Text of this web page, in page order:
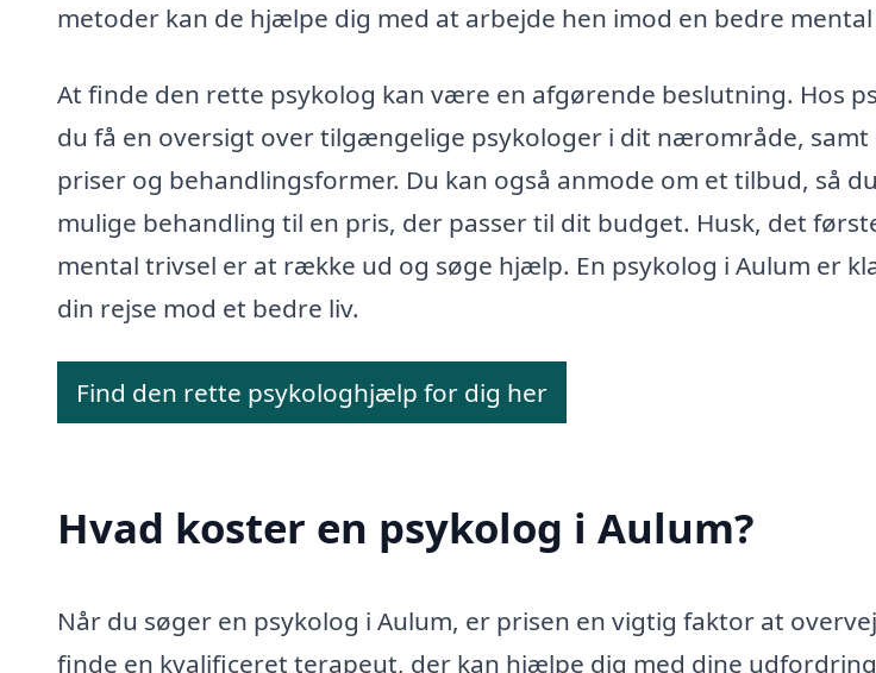
metoder kan de hjælpe dig med at arbejde hen imod en bedre
At finde den rette psykolog kan være en afgørende beslutning. Hos
du få en oversigt over tilgængelige psykologer i dit nærområde,
priser og behandlingsformer. Du kan også anmode om et tilbud, så
mulige behandling til en pris, der passer til dit budget. Husk, det
mental trivsel er at række ud og søge hjælp. En psykolog i Aulum er
din rejse mod et bedre liv.
Find den rette psykologhjælp for dig her
Hvad koster en psykolog i Aulum?
Når du søger en psykolog i Aulum, er prisen en vigtig faktor at
finde en kvalificeret terapeut, der kan hjælpe dig med dine